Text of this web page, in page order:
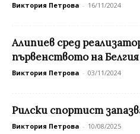
Виктория Петрова - 16/11/2024
Алипиев сред
първенството на
Виктория Петрова - 03/11/2024
Рилски спортист
Виктория Петрова - 10/08/2025